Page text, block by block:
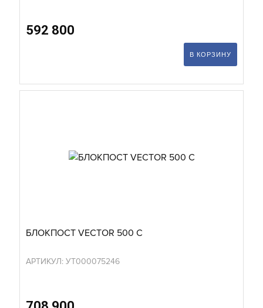
592 800
В КОРЗИНУ
БЛОКПОСТ VECTOR 500 С
АРТИКУЛ: УТ000075246